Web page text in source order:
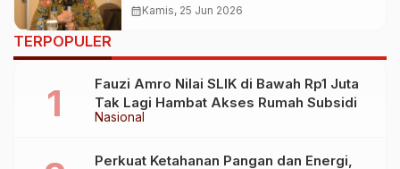
Reklamasi Pasca Tambang
calendar_monthKamis, 25 Jun 2026
TERPOPULER
Nasional
Fauzi Amro Nilai SLIK di Bawah Rp1 Juta
Tak Lagi Hambat Akses Rumah Subsidi
Perkuat Ketahanan Pangan dan Energi,